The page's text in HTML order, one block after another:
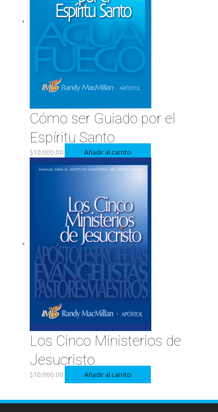
Cómo ser Guiado por el
Espíritu Santo
$10,000.00 Añadir al carrito
Los Cinco Ministerios de
Jesucristo
$10,000.00 Añadir al carrito